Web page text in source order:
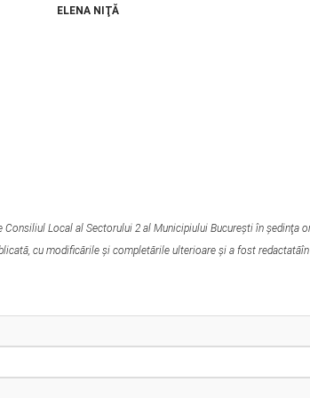
Local al Sectorului 2 al Municipiului Bucureşti în şedinţa
cu modificările şi completările ulterioare şi a fost